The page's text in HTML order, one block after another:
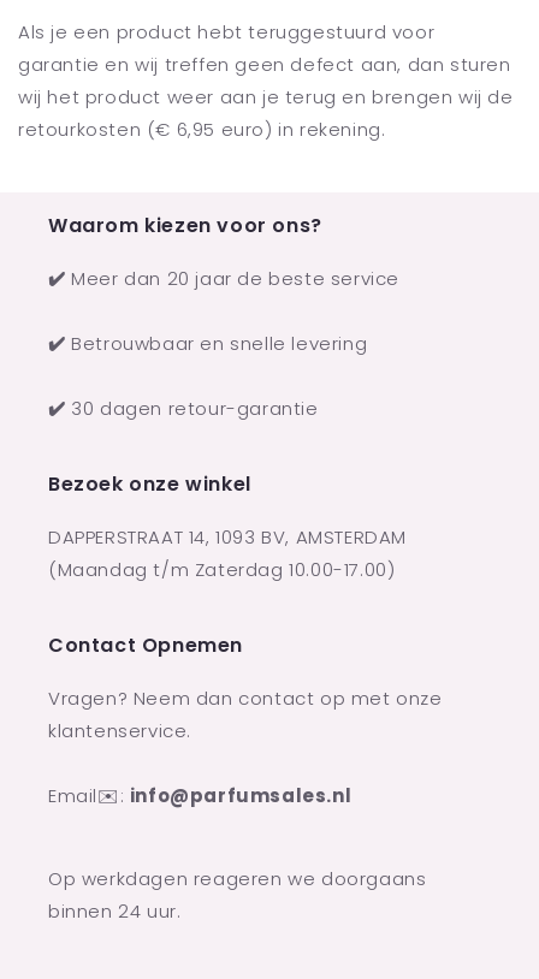
Als je een product hebt teruggestuurd voor
garantie en wij treffen geen defect aan, dan sturen
wij het product weer aan je terug en brengen wij de
retourkosten (€ 6,95 euro) in rekening.
Waarom kiezen voor ons?
✔️ Meer dan 20 jaar de beste service
✔️ Betrouwbaar en snelle levering
✔️ 30 dagen retour-garantie
Bezoek onze winkel
DAPPERSTRAAT 14, 1093 BV, AMSTERDAM
(Maandag t/m Zaterdag 10.00-17.00)
Contact Opnemen
Vragen? Neem dan contact op met onze
klantenservice.
Email✉️: info@parfumsales.nl
Op werkdagen reageren we doorgaans
binnen 24 uur.